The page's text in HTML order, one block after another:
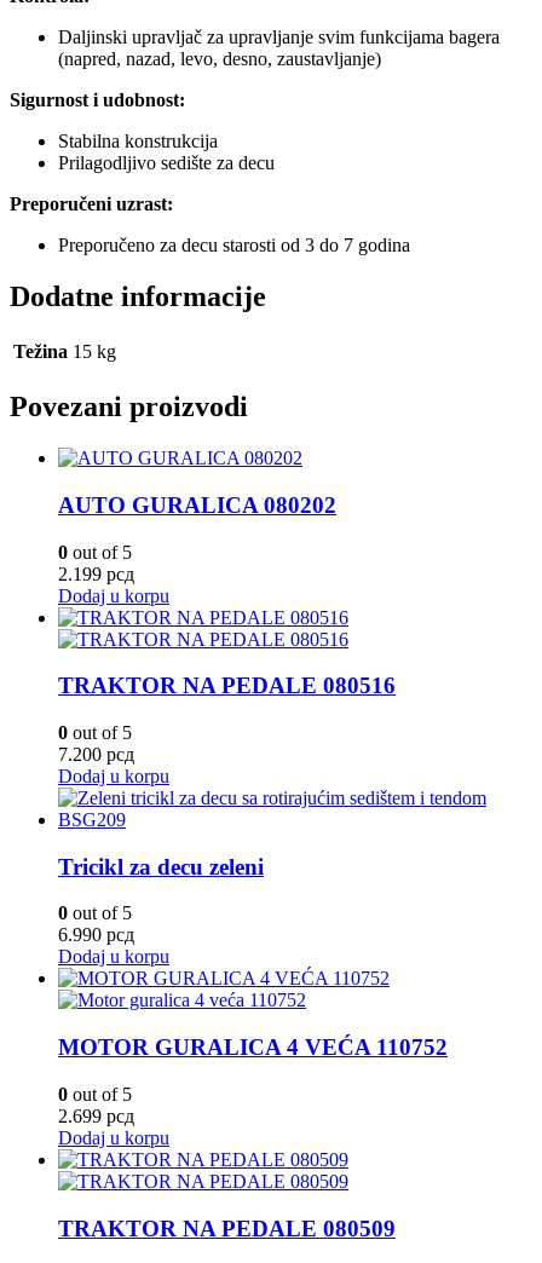
Daljinski upravljač za upravljanje svim funkcijama bagera
(napred, nazad, levo, desno, zaustavljanje)
Sigurnost i udobnost:
Stabilna konstrukcija
Prilagodljivo sedište za decu
Preporučeni uzrast:
Preporučeno za decu starosti od 3 do 7 godina
Dodatne informacije
Težina 15 kg
Povezani proizvodi
AUTO GURALICA 080202
0 out of 5
2.199 рсд
Dodaj u korpu
TRAKTOR NA PEDALE 080516
0 out of 5
7.200 рсд
Dodaj u korpu
Tricikl za decu zeleni
0 out of 5
6.990 рсд
Dodaj u korpu
MOTOR GURALICA 4 VEĆA 110752
0 out of 5
2.699 рсд
Dodaj u korpu
TRAKTOR NA PEDALE 080509